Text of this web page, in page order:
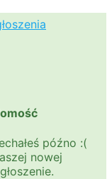
późno :(
nowej